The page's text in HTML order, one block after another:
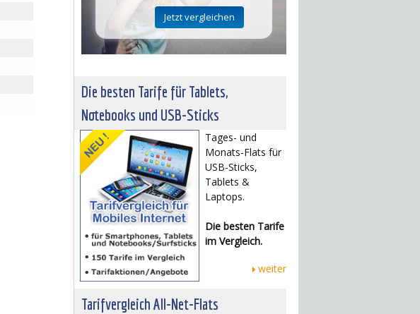
Die besten Tarife für Tablets,
Notebooks und USB-Sticks
Tages- und
Monats-Flats für
USB-Sticks,
Tablets &
Laptops.
Die besten Tarife
im Vergleich.
weiter
Tarifvergleich All-Net-Flats